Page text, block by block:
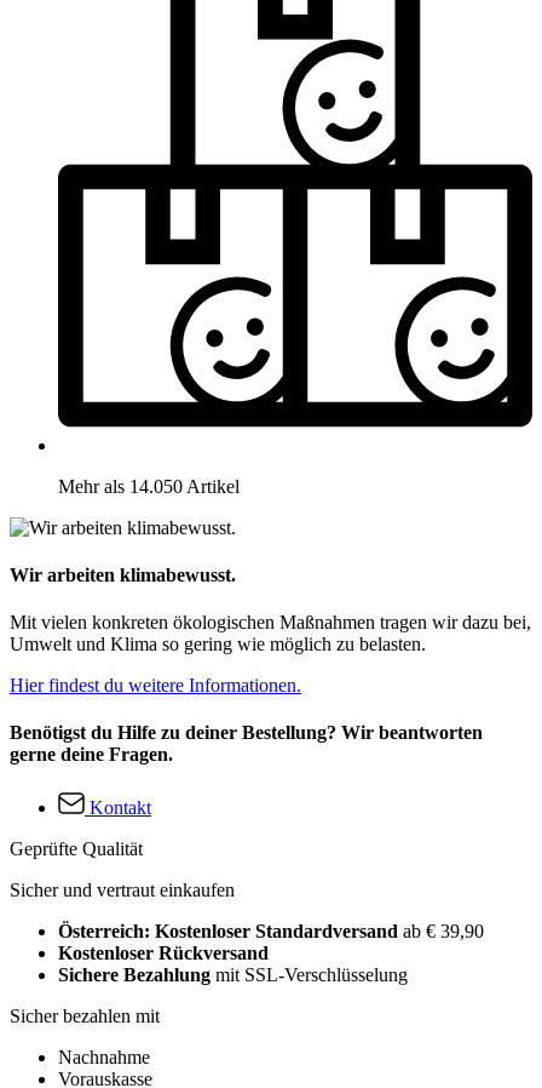
Mehr als 14.050 Artikel
Wir arbeiten klimabewusst.
Mit vielen konkreten ökologischen Maßnahmen tragen wir dazu bei,
Umwelt und Klima so gering wie möglich zu belasten.
Hier findest du weitere Informationen.
Benötigst du Hilfe zu deiner Bestellung? Wir beantworten
gerne deine Fragen.
Kontakt
Geprüfte Qualität
Sicher und vertraut einkaufen
Österreich: Kostenloser Standardversand ab € 39,90
Kostenloser Rückversand
Sichere Bezahlung mit SSL-Verschlüsselung
Sicher bezahlen mit
Nachnahme
Vorauskasse